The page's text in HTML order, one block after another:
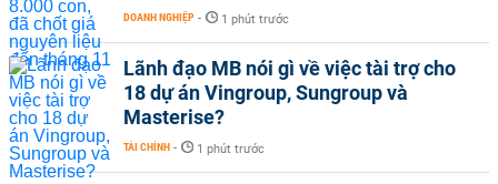
DOANH NGHIỆP - 1 phút trước
Lãnh đạo MB nói gì về việc tài trợ cho
18 dự án Vingroup, Sungroup và
Masterise?
TÀI CHÍNH - 1 phút trước